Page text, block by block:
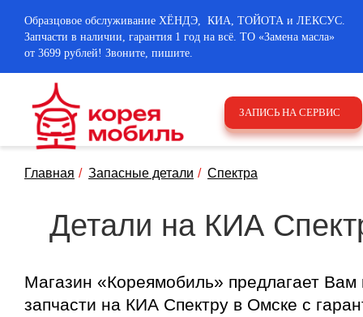
Образцовое обслуживание ХЁНДЭ, КИА, ТОЙОТА и ЛЕКСУС.
Запчасти в наличии, гарантия 1 год на всё. ТО «Замена масла»
от 3699 рублей! Звоните, пишите.
ЗАПИСЬ НА СЕРВИС
Главная Запасные детали Спектра
Детали на КИА
Магазин «Кореямобиль» предлагает Вам
запчасти на КИА Спектру в Омске с